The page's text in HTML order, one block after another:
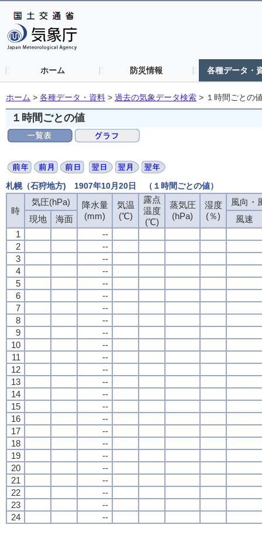
ホーム 防災情報 各種データ・
ホーム > 各種データ・資料 > 過去の気象データ検索 > １時間ごとの
１時間ごとの値
札幌（石狩地方) 1907年10月20日 （１時間ごとの値）
時
気圧(hPa)
降水量
(mm)
気温
(℃)
露点
温度
(℃)
蒸気圧
(hPa)
湿度
(％)
風向・
現地
海面
風速
1
--
2
--
3
--
4
--
5
--
6
--
7
--
8
--
9
--
10
--
11
--
12
--
13
--
14
--
15
--
16
--
17
--
18
--
19
--
20
--
21
--
22
--
23
--
24
--